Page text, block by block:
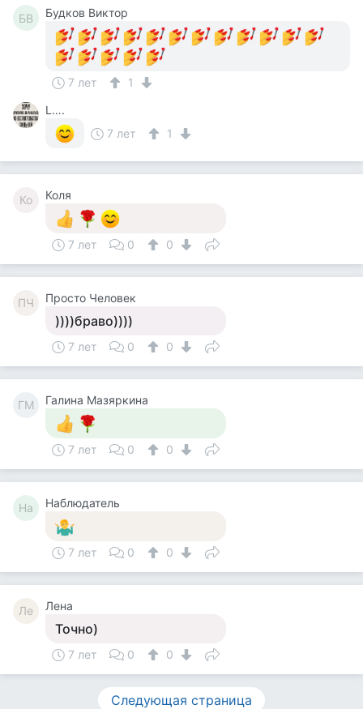
БВ Будков Виктор
7 лет
1
L….
7 лет
1
Ко Коля
7 лет 0 0
ПЧ Просто Человек
))))браво))))
7 лет 0 0
ГМ Галина Мазяркина
7 лет 0 0
На Наблюдатель
7 лет 0 0
Ле Лена
Точно)
7 лет 0 0
Следующая страница